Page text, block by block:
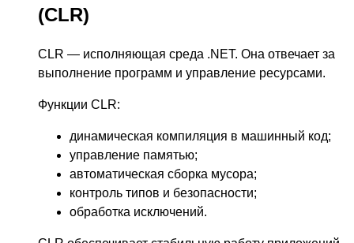
(CLR)
CLR — исполняющая среда .NET. Она отвечает за
выполнение программ и управление ресурсами.
Функции CLR:
динамическая компиляция в машинный код;
управление памятью;
автоматическая сборка мусора;
контроль типов и безопасности;
обработка исключений.